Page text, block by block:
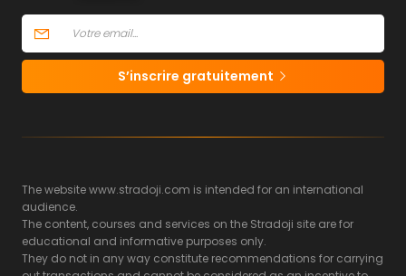
S’inscrire gratuitement
The website www.stradoji.com is intended for an international
audience.
The content, courses and services on the Stradoji site are for
educational and informative purposes only.
They do not in any way constitute recommendations for carrying